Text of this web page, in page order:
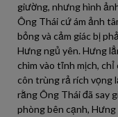
giường, nhưng hình
Ông Thái cứ ám ảnh
bỏng và cảm giác bị
Hưng ngủ yên. Hưng
chìm vào tĩnh mịch,
côn trùng rả rích vọng
rằng Ông Thái đã say
phòng bên cạnh,